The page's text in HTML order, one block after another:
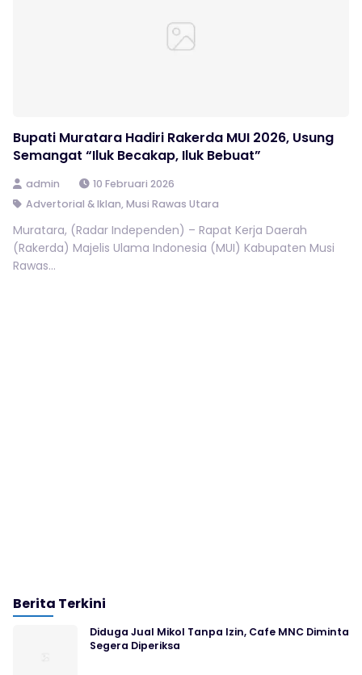
Bupati Muratara Hadiri Rakerda MUI 2026, Usung
Semangat “Iluk Becakap, Iluk Bebuat”
admin
10 Februari 2026
Advertorial & Iklan, Musi Rawas Utara
Muratara, (Radar Independen) – Rapat Kerja Daerah
(Rakerda) Majelis Ulama Indonesia (MUI) Kabupaten Musi
Rawas...
Berita Terkini
Diduga Jual Mikol Tanpa Izin, Cafe MNC Diminta
Segera Diperiksa